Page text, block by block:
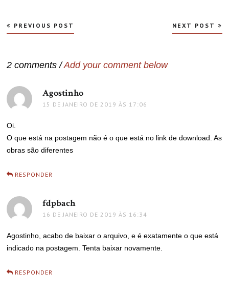
Navegação
de
PREVIOUS POST NEXT POST
2 comments /Add your comment below
Agostinho
15 DE JANEIRO DE 2019 ÀS 17:06
Oi.
O que está na postagem não é o que está no link de download. As
obras são diferentes
RESPONDER
fdpbachdisse:
16 DE JANEIRO DE 2019 ÀS 16:34
Agostinho, acabo de baixar o arquivo, e é exatamente o que está
indicado na postagem. Tenta baixar novamente.
RESPONDER